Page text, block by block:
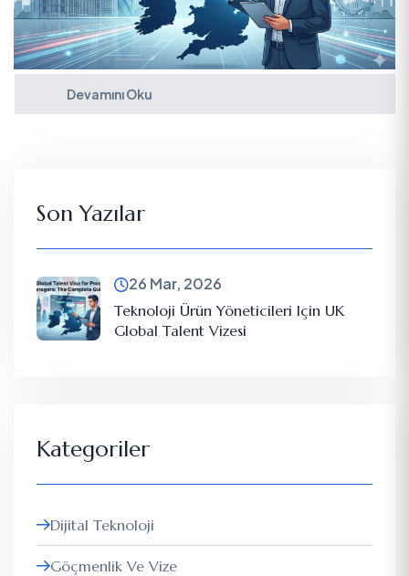
Devamını Oku
Son Yazılar
26 Mar, 2026
Teknoloji Ürün Yöneticileri Için UK
Global Talent Vizesi
Kategoriler
Dijital Teknoloji
Göçmenlik Ve Vize